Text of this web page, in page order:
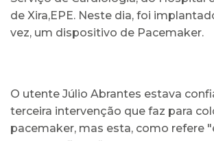
de Xira,EPE. Neste dia, foi
vez, um dispositivo de Pacemaker.
O utente Júlio Abrantes estava
terceira intervenção que faz para
pacemaker, mas esta, como refere